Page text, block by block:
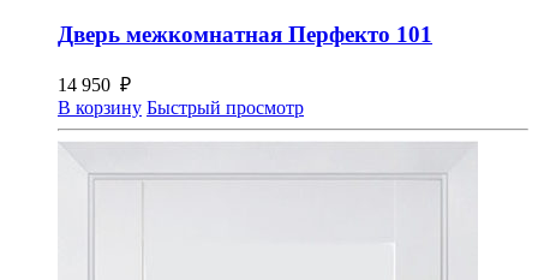
Дверь межкомнатная Перфекто 101
14 950 ₽
В корзину Быстрый просмотр